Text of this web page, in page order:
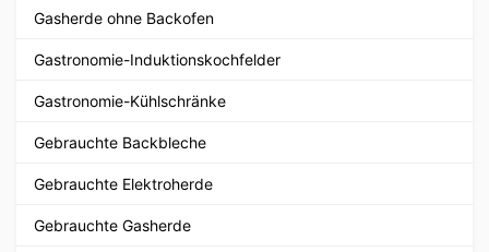
Gasherde ohne Backofen
Gastronomie-Induktionskochfelder
Gastronomie-Kühlschränke
Gebrauchte Backbleche
Gebrauchte Elektroherde
Gebrauchte Gasherde